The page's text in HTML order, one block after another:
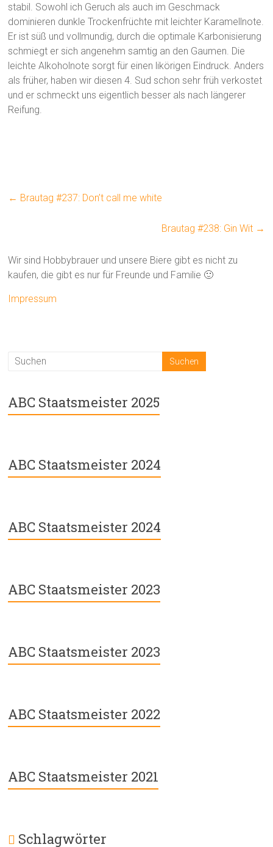
stabil. Sowohl ich Geruch als auch im Geschmack
dominieren dunkle Trockenfrüchte mit leichter Karamellnote.
Er ist süß und vollmundig, durch die optimale Karbonisierung
schmiegt er sich angenehm samtig an den Gaumen. Die
leichte Alkoholnote sorgt für einen likörigen Eindruck. Anders
als früher, haben wir diesen 4. Sud schon sehr früh verkostet
und er schmeckt uns eigentlich besser als nach längerer
Reifung.
← Brautag #237: Don’t call me white
Brautag #238: Gin Wit →
Wir sind Hobbybrauer und unsere Biere gibt es nicht zu
kaufen, die gibt es nur für Freunde und Familie 🙂
Impressum
ABC Staatsmeister 2025
ABC Staatsmeister 2024
ABC Staatsmeister 2024
ABC Staatsmeister 2023
ABC Staatsmeister 2023
ABC Staatsmeister 2022
ABC Staatsmeister 2021
Schlagwörter